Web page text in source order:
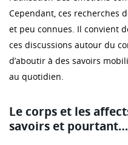
Cependant, ces recherches
et peu connues. Il convient
ces discussions autour du
d’aboutir à des savoirs
au quotidien.
Le corps et les
savoirs et pourtant…